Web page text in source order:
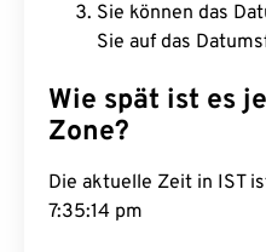
Sie können das
Sie auf das
Wie spät ist es
Zone?
Die aktuelle Zeit in IST
7:35:15 pm